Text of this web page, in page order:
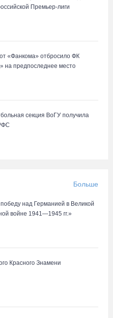
Премьер-лиги
«Фанкома» отбросило ФК
на предпоследнее место
секция ВоГУ получила
Больше
над Германией в Великой
войне 1941—1945 гг.»
Красного Знамени